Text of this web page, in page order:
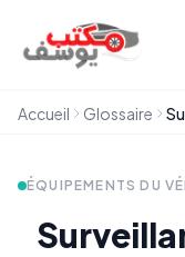
Accueil Glossaire
ÉQUIPEMENTS DU